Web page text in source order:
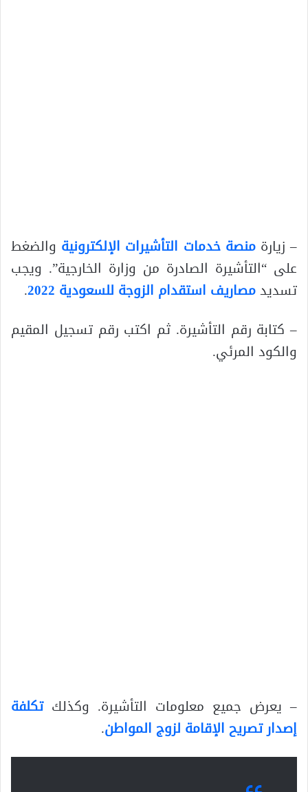
– زيارةمنصة خدمات التأشيرات الإلكترونية والضغط
على “التأشيرة الصادرة من وزارة الخارجية”. ويجب
تسديدمصاريف استقدام الزوجة للسعودية 2022
.
– كتابة رقم التأشيرة. ثم اكتب رقم تسجيل المقيم
والكود المرئي.
– يعرض جميع معلومات التأشيرة. وكذلك تكلفة
إصدار تصريح الإقامة لزوج المواطن.